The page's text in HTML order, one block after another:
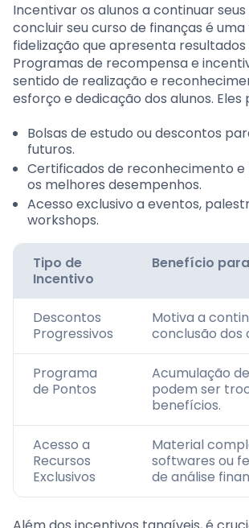
Incentivar os alunos a continuar
concluir seu curso de finanças é
fidelização que apresenta resultados
Programas de recompensa e
sentido de realização e
esforço e dedicação dos alunos. Eles
Bolsas de estudo ou descontos
futuros.
Certificados de reconhecimento
os melhores desempenhos.
Acesso exclusivo a eventos,
workshops.
Tipo de
Incentivo
Benefício
Descontos
Progressivos
Motiva a
conclusão dos
Programa
de Pontos
Acumulação
podem ser
benefícios.
Acesso a
Recursos
Exclusivos
Material
softwares ou
de análise